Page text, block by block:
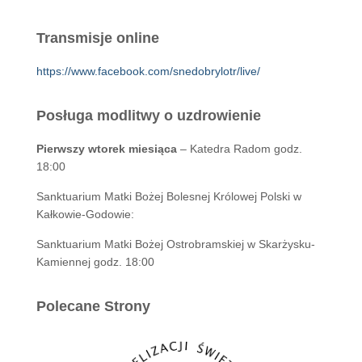
Transmisje online
https://www.facebook.com/snedobrylotr/live/
Posługa modlitwy o uzdrowienie
Pierwszy wtorek miesiąca – Katedra Radom godz.
18:00
Sanktuarium Matki Bożej Bolesnej Królowej Polski w
Kałkowie-Godowie:
Sanktuarium Matki Bożej Ostrobramskiej w Skarżysku-
Kamiennej godz. 18:00
Polecane Strony